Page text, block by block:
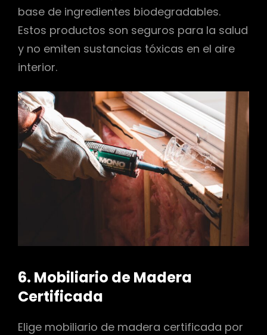
base de ingredientes biodegradables.
Estos productos son seguros para la salud
y no emiten sustancias tóxicas en el aire
interior.
6. Mobiliario de Madera
Certificada
Elige mobiliario de madera certificada por